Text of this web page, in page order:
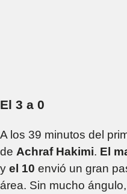
El 3 a 0
A los 39 minutos del
de Achraf Hakimi. El
y el 10 envió un gran
área. Sin mucho